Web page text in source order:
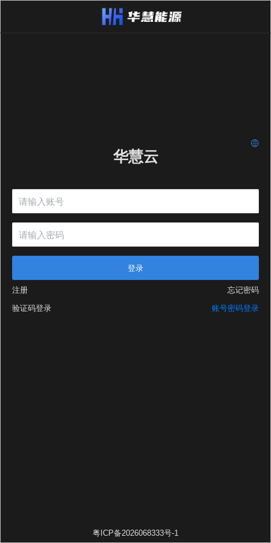
华慧云
登录
注册
忘记密码
验证码登录
账号密码登录
粤ICP备2026068333号-1